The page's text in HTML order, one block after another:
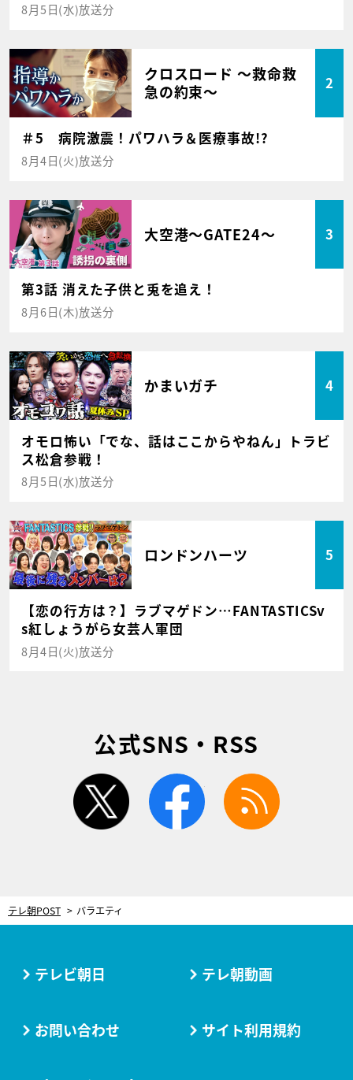
8月5日(水)放送分
クロスロード ～救命救
急の約束～
2
＃5 病院激震！パワハラ＆医療事故!?
8月4日(火)放送分
大空港～GATE24～ 3
第3話 消えた子供と兎を追え！
8月6日(木)放送分
かまいガチ 4
オモロ怖い「でな、話はここからやねん」トラビ
ス松倉参戦！
8月5日(水)放送分
ロンドンハーツ 5
【恋の行方は？】ラブマゲドン…FANTASTICSv
s紅しょうがら女芸人軍団
8月4日(火)放送分
公式SNS・RSS
twitter facebook
テレ朝POST バラエティ
テレビ朝日 テレ朝動画
お問い合わせ サイト利用規約